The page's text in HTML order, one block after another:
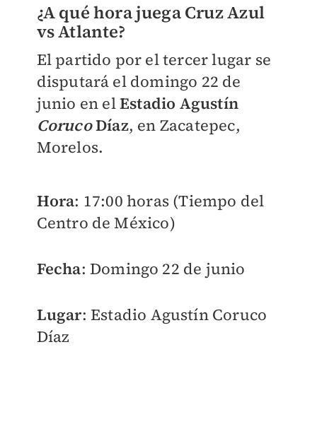
¿A qué hora juega Cruz Azul
vs Atlante?
El partido por el tercer lugar se
disputará el domingo 22 de
junio en elEstadio Agustín
CorucoDíaz, en Zacatepec,
Morelos.
Hora: 17:00 horas (Tiempo del
Centro de México)
Fecha: Domingo 22 de junio
Lugar: Estadio Agustín Coruco
Díaz